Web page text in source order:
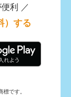
利 ／
）する
です。